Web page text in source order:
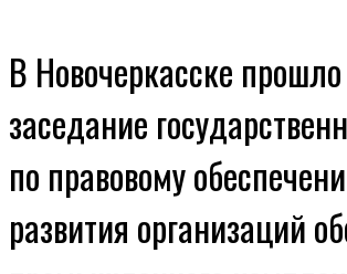
В Новочеркасске
заседание
по правовому
развития организаций